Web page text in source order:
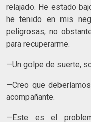
relajado. He estado
he tenido en mis
peligrosas, no
para recuperarme.
—Un golpe de suerte,
—Creo que
acompañante.
—Este es el